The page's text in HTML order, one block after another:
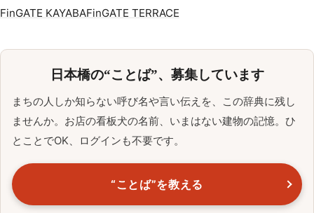
FinGATE KAYABAFinGATE TERRACE
日本橋の“ことば”、募集しています
まちの人しか知らない呼び名や言い伝えを、この辞典に残し
ませんか。お店の看板犬の名前、いまはない建物の記憶。ひ
とことでOK、ログインも不要です。
“ことば”を教える